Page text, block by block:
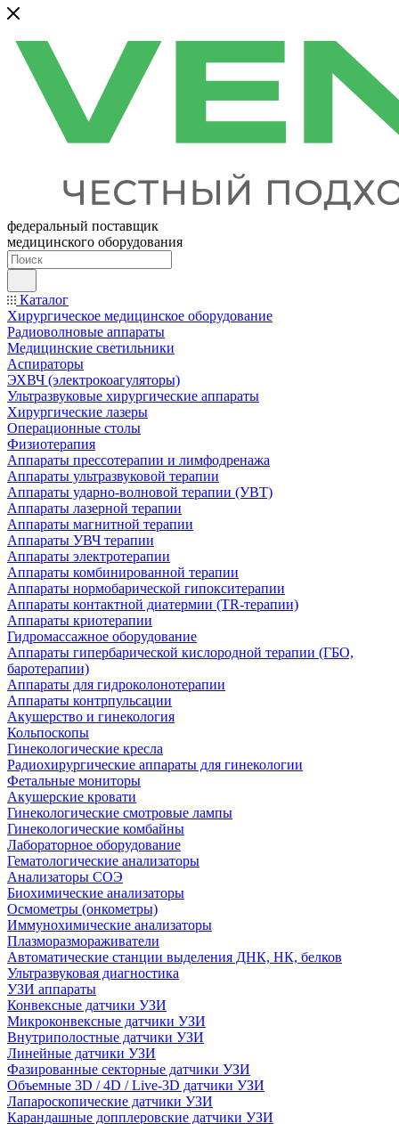
федеральный поставщик
медицинского оборудования
Каталог
Хирургическое медицинское оборудование
Радиоволновые аппараты
Медицинские светильники
Аспираторы
ЭХВЧ (электрокоагуляторы)
Ультразвуковые хирургические аппараты
Хирургические лазеры
Операционные столы
Физиотерапия
Аппараты прессотерапии и лимфодренажа
Аппараты ультразвуковой терапии
Аппараты ударно-волновой терапии (УВТ)
Аппараты лазерной терапии
Аппараты магнитной терапии
Аппараты УВЧ терапии
Аппараты электротерапии
Аппараты комбинированной терапии
Аппараты нормобарической гипокситерапии
Аппараты контактной диатермии (TR-терапии)
Аппараты криотерапии
Гидромассажное оборудование
Аппараты гипербарической кислородной терапии (ГБО,
баротерапии)
Аппараты для гидроколонотерапии
Аппараты контрпульсации
Акушерство и гинекология
Кольпоскопы
Гинекологические кресла
Радиохирургические аппараты для гинекологии
Фетальные мониторы
Акушерские кровати
Гинекологические смотровые лампы
Гинекологические комбайны
Лабораторное оборудование
Гематологические анализаторы
Анализаторы СОЭ
Биохимические анализаторы
Осмометры (онкометры)
Иммунохимические анализаторы
Плазморазмораживатели
Автоматические станции выделения ДНК, НК, белков
Ультразвуковая диагностика
УЗИ аппараты
Конвексные датчики УЗИ
Микроконвексные датчики УЗИ
Внутриполостные датчики УЗИ
Линейные датчики УЗИ
Фазированные секторные датчики УЗИ
Объемные 3D / 4D / Live-3D датчики УЗИ
Лапароскопические датчики УЗИ
Карандашные допплеровские датчики УЗИ